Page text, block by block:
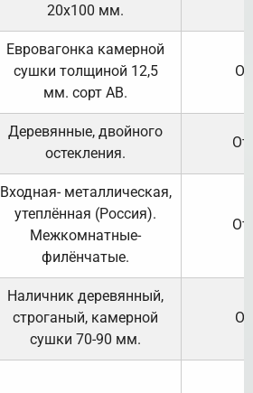
20х100 мм.
Евровагонка камерной
сушки толщиной 12,5
мм. сорт АВ.
Деревянные, двойного
остекления.
Входная- металлическая,
утеплённая (Россия).
Межкомнатные-
филёнчатые.
Наличник деревянный,
строганый, камерной
сушки 70-90 мм.